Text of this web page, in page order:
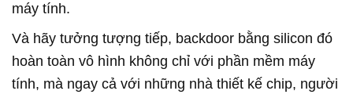
máy tính.
Và hãy tưởng tượng tiếp, backdoor bằng silicon đó
hoàn toàn vô hình không chỉ với phần mềm máy
tính, mà ngay cả với những nhà thiết kế chip, người